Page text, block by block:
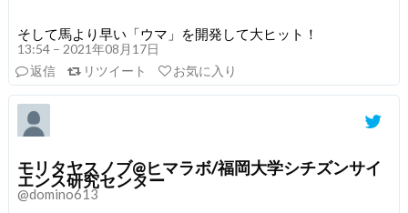
そして馬より早い「ウマ」を開発して大ヒット！
13:54 – 2021年08月17日
返信
リツイート お気に入り
モリタヤスノブ@ヒマラボ/福岡大学シチズンサイ
エンス研究センター
@domino613